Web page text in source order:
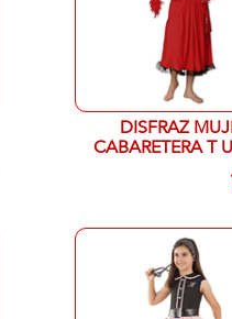
DISFRAZ
CABARETERA T